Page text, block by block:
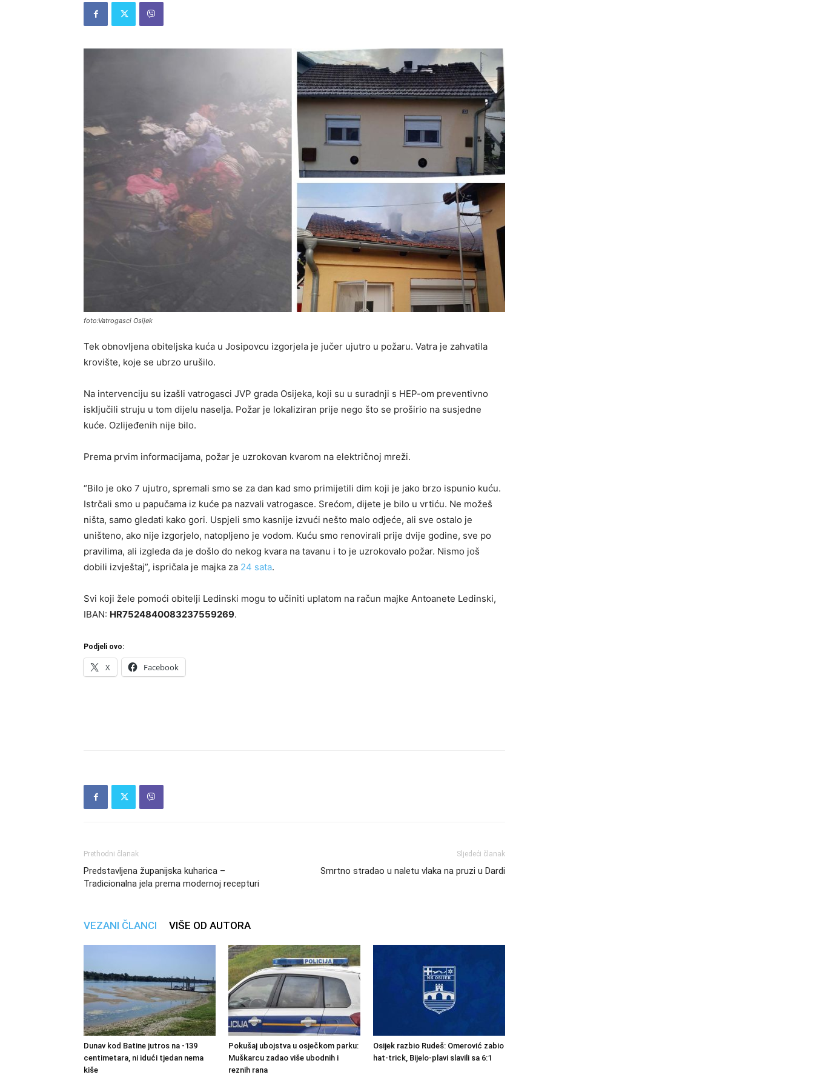
foto:Vatrogasci Osijek
Tek obnovljena obiteljska kuća u Josipovcu izgorjela je jučer ujutro u požaru. Vatra je zahvatila
krovište, koje se ubrzo urušilo.
Na intervenciju su izašli vatrogasci JVP grada Osijeka, koji su u suradnji s HEP-om preventivno
isključili struju u tom dijelu naselja. Požar je lokaliziran prije nego što se proširio na susjedne
kuće. Ozlijeđenih nije bilo.
Prema prvim informacijama, požar je uzrokovan kvarom na električnoj mreži.
“Bilo je oko 7 ujutro, spremali smo se za dan kad smo primijetili dim koji je jako brzo ispunio kuću.
Istrčali smo u papučama iz kuće pa nazvali vatrogasce. Srećom, dijete je bilo u vrtiću. Ne možeš
ništa, samo gledati kako gori. Uspjeli smo kasnije izvući nešto malo odjeće, ali sve ostalo je
uništeno, ako nije izgorjelo, natopljeno je vodom. Kuću smo renovirali prije dvije godine, sve po
pravilima, ali izgleda da je došlo do nekog kvara na tavanu i to je uzrokovalo požar. Nismo još
dobili izvještaj”, ispričala je majka za 24 sata.
Svi koji žele pomoći obitelji Ledinski mogu to učiniti uplatom na račun majke Antoanete Ledinski,
IBAN: HR7524840083237559269.
Podjeli ovo:
X Facebook
Prethodni članak
Predstavljena županijska kuharica –
Tradicionalna jela prema modernoj recepturi
Sljedeći članak
Smrtno stradao u naletu vlaka na pruzi u Dardi
VEZANI ČLANCI VIŠE OD AUTORA
Dunav kod Batine jutros na -139
centimetara, ni idući tjedan nema
kiše
Pokušaj ubojstva u osječkom parku:
Muškarcu zadao više ubodnih i
reznih rana
Osijek razbio Rudeš: Omerović zabio
hat-trick, Bijelo-plavi slavili sa 6:1